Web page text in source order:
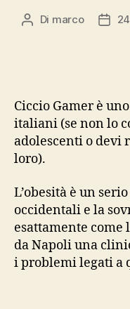
Autore
Di marco
Data
Ciccio Gamer è
italiani (se non lo
adolescenti o devi
loro).
L’obesità è un
occidentali e la
esattamente
da Napoli una
i problemi legati a